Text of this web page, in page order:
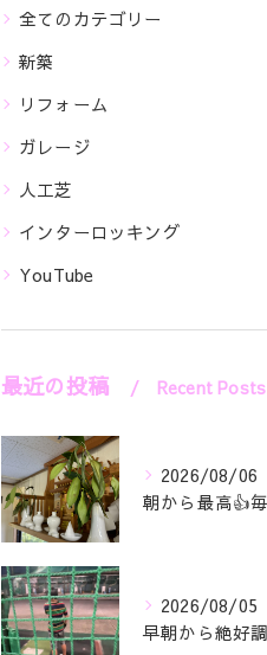
全てのカテゴリー
新築
リフォーム
ガレージ
人工芝
インターロッキング
YouTube
最近の投稿 Recent Posts
2026/08/06
2026/08/05